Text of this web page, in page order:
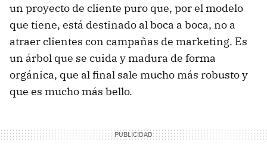
un proyecto de cliente puro que, por el modelo
que tiene, está destinado al boca a boca, no a
atraer clientes con campañas de marketing. Es
un árbol que se cuida y madura de forma
orgánica, que al final sale mucho más robusto y
que es mucho más bello.